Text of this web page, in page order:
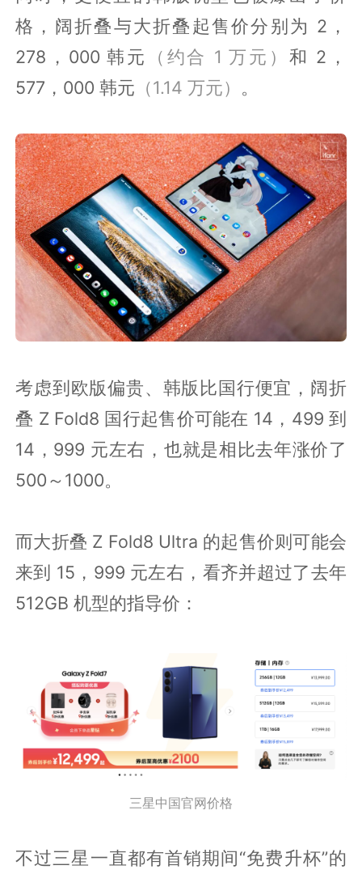
格，阔折叠与大折叠起售价分别为 2，
278，000 韩元
（约合 1 万元） 和 2，
577，000 韩元 （1.14 万元） 。
考虑到欧版偏贵、韩版比国行便宜，阔折
叠 Z Fold8 国行起售价可能在 14，499 到
14，999 元左右，也就是相比去年涨价了
500～1000。
而大折叠 Z Fold8 Ultra 的起售价则可能会
来到 15，999 元左右，看齐并超过了去年
512GB 机型的指导价：
三星中国官网价格
不过三星一直都有首销期间“免费升杯”的